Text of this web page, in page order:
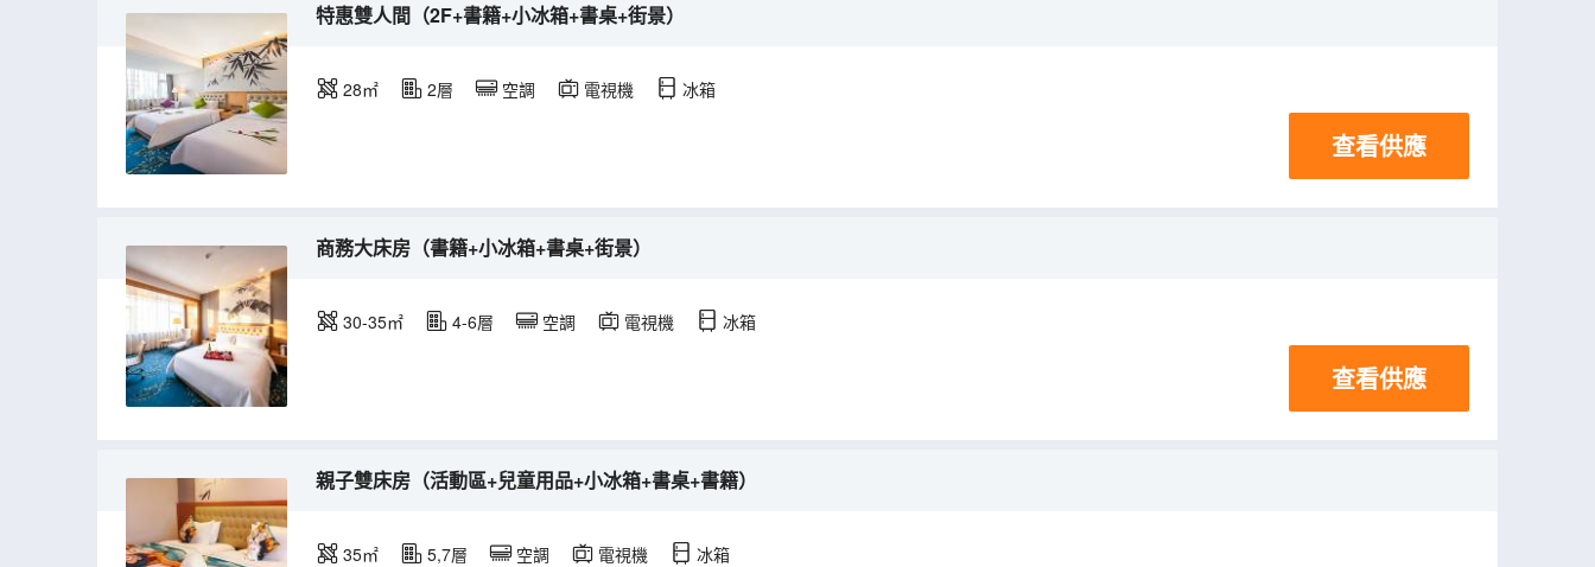
特惠雙人間（2F+書籍+小冰箱+書桌+街景）
28㎡ 2層 空調 電視機 冰箱
查看供應
商務大床房（書籍+小冰箱+書桌+街景）
30-35㎡ 4-6層 空調 電視機 冰箱
查看供應
親子雙床房（活動區+兒童用品+小冰箱+書桌+書籍）
35㎡ 5,7層 空調 電視機 冰箱